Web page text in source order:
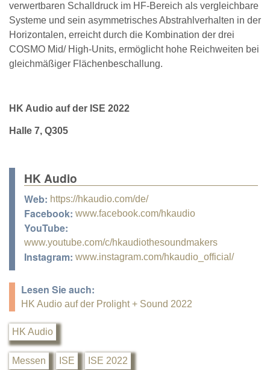
verwertbaren Schalldruck im HF-Bereich als vergleichbare
Systeme und sein asymmetrisches Abstrahlverhalten in der
Horizontalen, erreicht durch die Kombination der drei
COSMO Mid/ High-Units, ermöglicht hohe Reichweiten bei
gleichmäßiger Flächenbeschallung.
HK Audio auf der ISE 2022
Halle 7, Q305
HK Audio
Web: https://hkaudio.com/de/
Facebook: www.facebook.com/hkaudio
YouTube:
www.youtube.com/c/hkaudiothesoundmakers
Instagram: www.instagram.com/hkaudio_official/
Lesen Sie auch:
HK Audio auf der Prolight + Sound 2022
HK Audio
Messen ISE ISE 2022